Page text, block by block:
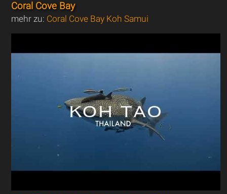
Coral Cove Bay
mehr zu: Coral Cove Bay Koh Samui